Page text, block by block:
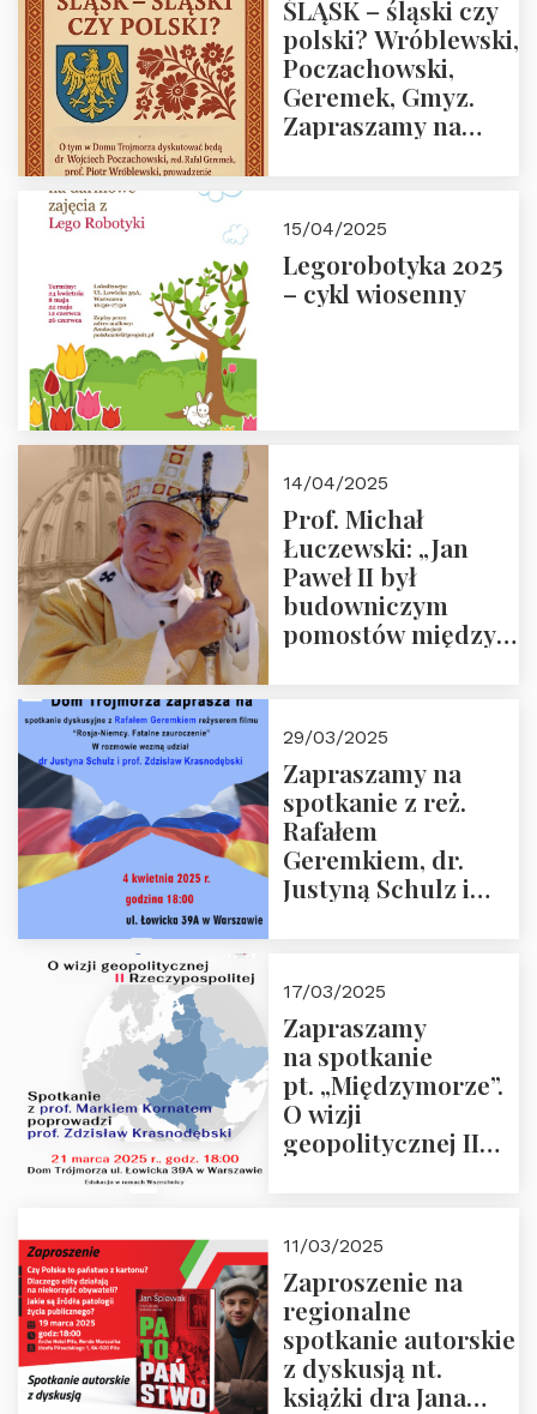
ŚLĄSK – śląski czy
polski? Wróblewski,
Poczachowski,
Geremek, Gmyz.
Zapraszamy na
Trójmorza.
15/04/2025
Legorobotyka 2025
– cykl wiosenny
14/04/2025
Prof. Michał
Łuczewski: „Jan
Paweł II był
budowniczym
pomostów między
29/03/2025
Zapraszamy na
spotkanie z reż.
Rafałem
Geremkiem, dr.
Justyną Schulz i
“Rosja-Niemcy…”
17/03/2025
Zapraszamy
na spotkanie
pt. „Międzymorze”.
O wizji
geopolitycznej II
i prof.
Krasnodębski
11/03/2025
Zaproszenie na
regionalne
spotkanie autorskie
z dyskusją nt.
książki dra Jana